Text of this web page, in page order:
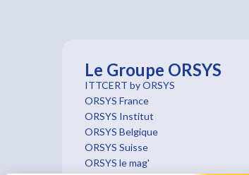
Le Groupe ORSYS
ITTCERT by ORSYS
ORSYS France
ORSYS Institut
ORSYS Belgique
ORSYS Suisse
ORSYS le mag'